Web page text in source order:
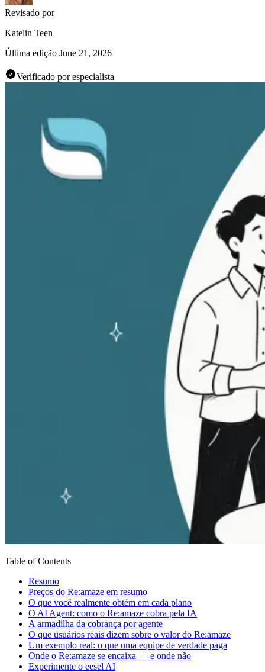
Revisado por
Katelin Teen
Última edição June 21, 2026
Verificado por especialista
Table of Contents
Resumo
Preços do Re:amaze em resumo
O que você realmente obtém em cada plano
O AI Agent: como o Re:amaze cobra pela IA
A armadilha da cobrança por agente
O que usuários reais dizem sobre o valor do Re:amaze
Um exemplo real: o que uma equipe de verdade paga
Onde o Re:amaze se encaixa — e onde não
Experimente o eesel AI